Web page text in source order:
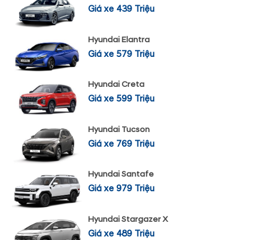
Giá xe 439 Triệu
Hyundai Elantra
Giá xe 579 Triệu
Hyundai Creta
Giá xe 599 Triệu
Hyundai Tucson
Giá xe 769 Triệu
Hyundai Santafe
Giá xe 979 Triệu
Hyundai Stargazer X
Giá xe 489 Triệu